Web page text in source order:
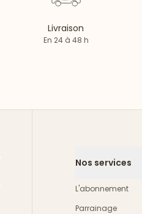
Livraison
En 24 à 48 h
Nos services
L'abonnement
Parrainage